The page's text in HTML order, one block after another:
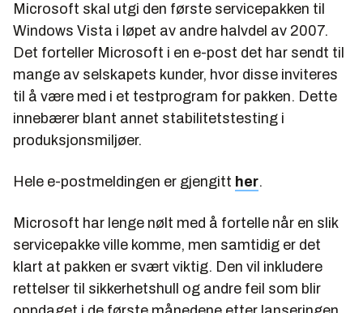
Microsoft skal utgi den første servicepakken til
Windows Vista i løpet av andre halvdel av 2007.
Det forteller Microsoft i en e-post det har sendt til
mange av selskapets kunder, hvor disse inviteres
til å være med i et testprogram for pakken. Dette
innebærer blant annet stabilitetstesting i
produksjonsmiljøer.
Hele e-postmeldingen er gjengitt her.
Microsoft har lenge nølt med å fortelle når en slik
servicepakke ville komme, men samtidig er det
klart at pakken er svært viktig. Den vil inkludere
rettelser til sikkerhetshull og andre feil som blir